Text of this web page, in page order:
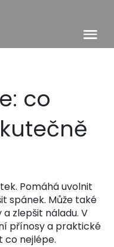
co
Pomáhá uvolnit
spánek. Může také
zlepšit náladu. V
přínosy a praktické
co nejlépe.